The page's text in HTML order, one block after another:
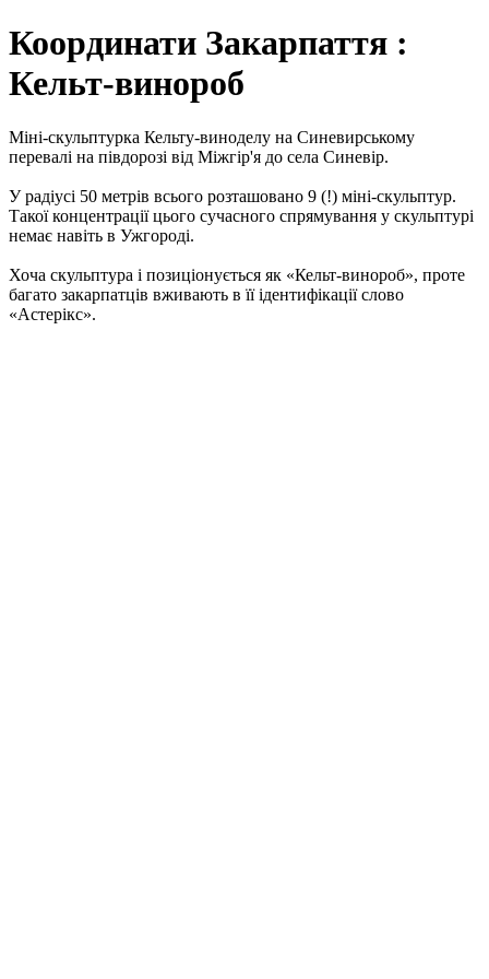
Координати Закарпаття :
Кельт-винороб
Міні-скульптурка Кельту-виноделу на Синевирському
перевалі на півдорозі від Міжгір'я до села Синевір.
У радіусі 50 метрів всього розташовано 9 (!) міні-скульптур.
Такої концентрації цього сучасного спрямування у скульптурі
немає навіть в Ужгороді.
Хоча скульптура і позиціонується як «Кельт-винороб», проте
багато закарпатців вживають в її ідентифікації слово
«Астерікс».